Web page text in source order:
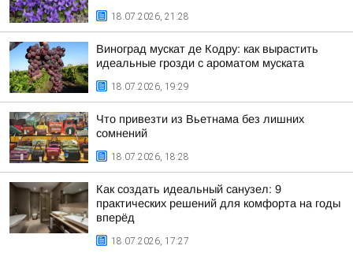
18.07.2026, 21:28
Виноград мускат де Кодру: как вырастить
идеальные грозди с ароматом муската
18.07.2026, 19:29
Что привезти из Вьетнама без лишних
сомнений
18.07.2026, 18:28
Как создать идеальный санузел: 9
практических решений для комфорта на годы
вперёд
18.07.2026, 17:27